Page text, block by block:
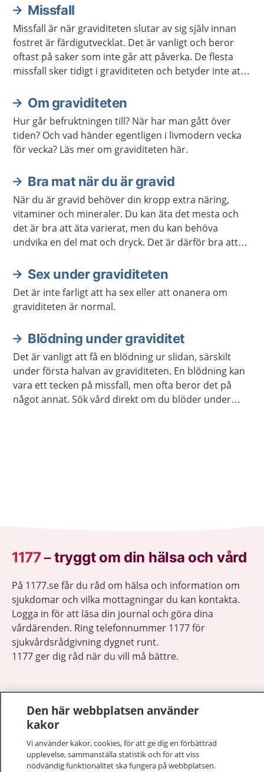
Missfall
Missfall är när graviditeten slutar av sig själv innan
fostret är färdigutvecklat. Det är vanligt och beror
oftast på saker som inte går att påverka. De flesta
missfall sker tidigt i graviditeten och betyder inte att
Om graviditeten
Hur går befruktningen till? När har man gått över
tiden? Och vad händer egentligen i livmodern vecka
för vecka? Läs mer om graviditeten här.
Bra mat när du är gravid
När du är gravid behöver din kropp extra näring,
vitaminer och mineraler. Du kan äta det mesta och
det är bra att äta varierat, men du kan behöva
undvika en del mat och dryck. Det är därför bra att
Sex under graviditeten
Det är inte farligt att ha sex eller att onanera om
graviditeten är normal.
Blödning under graviditet
Det är vanligt att få en blödning ur slidan, särskilt
under första halvan av graviditeten. En blödning kan
vara ett tecken på missfall, men ofta beror det på
något annat. Sök vård direkt om du blöder under
1177–tryggt om din hälsa och vård
På 1177.se får du råd om hälsa och information om
sjukdomar och vilka mottagningar du kan kontakta.
Logga in för att läsa din journal och göra dina
vårdärenden. Ring telefonnummer 1177 för
sjukvårdsrådgivning dygnet runt.
1177 ger dig råd när du vill må bättre.
Om 1177
Den här webbplatsen använder
kakor
Vi använder kakor, cookies, för att ge dig en förbättrad
upplevelse, sammanställa statistik och för att viss
nödvändig funktionalitet ska fungera på webbplatsen.